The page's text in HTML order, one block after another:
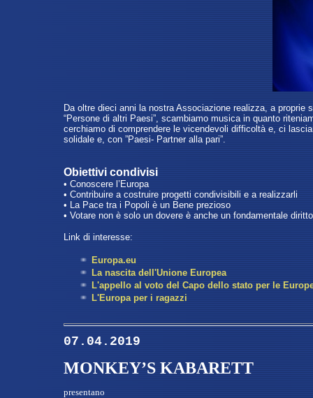
Da oltre dieci anni la nostra Associazione realizza, a
“Persone di altri Paesi”, scambiamo musica in quanto
cerchiamo di comprendere le vicendevoli difficoltà e, ci
solidale e, con ”Paesi- Partner alla pari”.
Obiettivi condivisi
• Conoscere l’Europa
• Contribuire a costruire progetti condivisibili e a realizzarli
• La Pace tra i Popoli è un Bene prezioso
• Votare non è solo un dovere è anche un fondamentale diritto
Link di interesse:
Europa.eu
La nascita dell'Unione Europea
L'appello al voto del Capo dello stato per le
L'Europa per i ragazzi
07.04.2019
MONKEY’S KABARETT
presentano